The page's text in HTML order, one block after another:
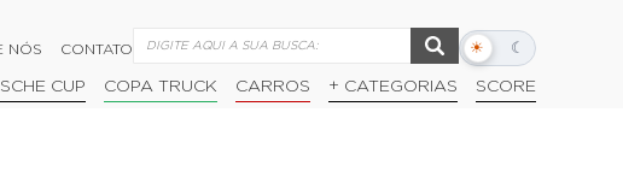
NÓS CONTATO ☀ ☾
Alternar
escuro
CUP COPA TRUCK CARROS + CATEGORIAS SCORE